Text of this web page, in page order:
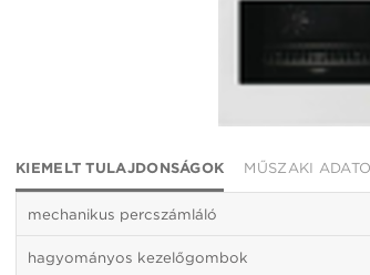
KIEMELT TULAJDONSÁGOK MŰSZAKI
mechanikus percszámláló
hagyományos kezelőgombok